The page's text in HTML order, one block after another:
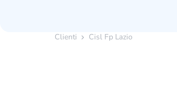
Clienti Cisl Fp Lazio